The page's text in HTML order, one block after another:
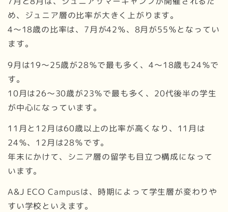
め、ジュニア層の比率が大きく上がります。
4〜18歳の比率は、7月が42％、8月が55％となってい
ます。
9月は19〜25歳が28％で最も多く、4〜18歳も24％で
す。
10月は26〜30歳が23％で最も多く、20代後半の学生
が中心になっています。
11月と12月は60歳以上の比率が高くなり、11月は
24％、12月は28％です。
年末にかけて、シニア層の留学も目立つ構成になって
います。
A&J ECO Campusは、時期によって学生層が変わりや
すい学校といえます。